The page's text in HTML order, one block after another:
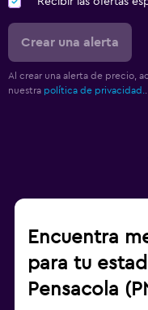
Crear una alerta
Al crear una alerta de precio,
nuestra política de privacidad..
Encuentra
para tu
Pensacola